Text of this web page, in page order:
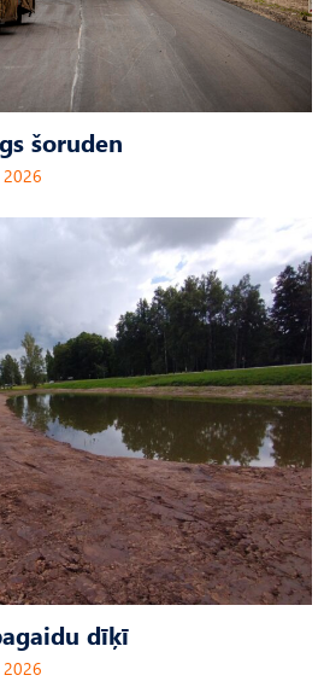
šoruden
dīķī